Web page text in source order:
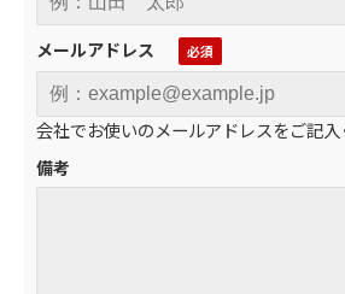
メールアドレス
会社でお使いのメールアドレスをご記入
備考